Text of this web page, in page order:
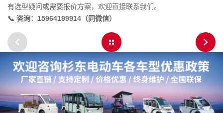
有选型疑问或需要报价方案，欢迎直接联系我们。
📞 咨询：15964199914（同微信）